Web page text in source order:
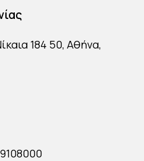
184 50, Αθήνα,